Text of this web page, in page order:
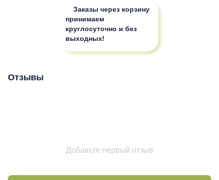
Заказы через корзину
принимаем
круглосуточно и без
выходных!
Отзывы
Добавьте первый отзыв